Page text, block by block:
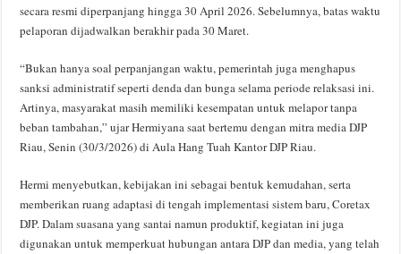
secara resmi diperpanjang hingga 30 April 2026. Sebelumnya, batas waktu
pelaporan dijadwalkan berakhir pada 30 Maret.
“Bukan hanya soal perpanjangan waktu, pemerintah juga menghapus
sanksi administratif seperti denda dan bunga selama periode relaksasi ini.
Artinya, masyarakat masih memiliki kesempatan untuk melapor tanpa
beban tambahan,” ujar Hermiyana saat bertemu dengan mitra media DJP
Riau, Senin (30/3/2026) di Aula Hang Tuah Kantor DJP Riau.
Hermi menyebutkan, kebijakan ini sebagai bentuk kemudahan, serta
memberikan ruang adaptasi di tengah implementasi sistem baru, Coretax
DJP. Dalam suasana yang santai namun produktif, kegiatan ini juga
digunakan untuk memperkuat hubungan antara DJP dan media, yang telah